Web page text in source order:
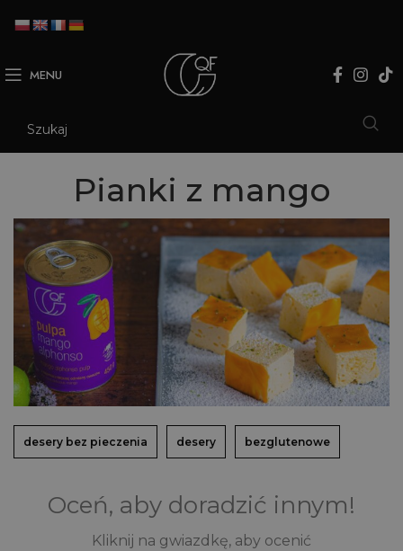
MENU
Pianki z mango
desery bez pieczenia desery bezglutenowe
Oceń, aby doradzić innym!
Kliknij na gwiazdkę, aby ocenić